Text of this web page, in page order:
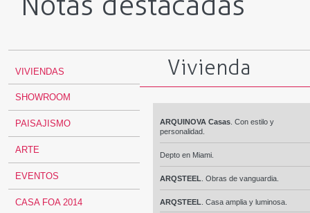
VIVIENDAS
SHOWROOM
PAISAJISMO
ARTE
EVENTOS
CASA FOA 2014
Vivienda
ARQUINOVA Casas . Con estilo y
personalidad.
Depto en Miami.
ARQSTEEL . Obras de vanguardia.
ARQSTEEL . Casa amplia y luminosa.